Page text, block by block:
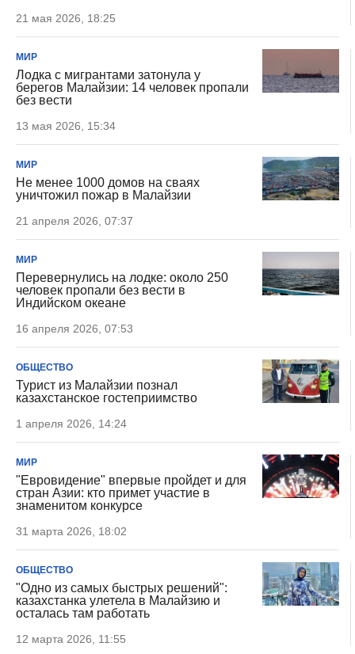
21 мая 2026, 18:25
МИР
Лодка с мигрантами затонула у
берегов Малайзии: 14 человек пропали
без вести
13 мая 2026, 15:34
МИР
Не менее 1000 домов на сваях
уничтожил пожар в Малайзии
21 апреля 2026, 07:37
МИР
Перевернулись на лодке: около 250
человек пропали без вести в
Индийском океане
16 апреля 2026, 07:53
ОБЩЕСТВО
Турист из Малайзии познал
казахстанское гостеприимство
1 апреля 2026, 14:24
МИР
"Евровидение" впервые пройдет и для
стран Азии: кто примет участие в
знаменитом конкурсе
31 марта 2026, 18:02
ОБЩЕСТВО
"Одно из самых быстрых решений":
казахстанка улетела в Малайзию и
осталась там работать
12 марта 2026, 11:55